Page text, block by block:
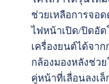
ช่วยเหลือการจอ
ไฟหน้าเปิด/ปิดอัต
เครื่องยนต์ได้จา
กล้องมองหลังช่ว
คู่หน้าที่เลื่อนลงเ